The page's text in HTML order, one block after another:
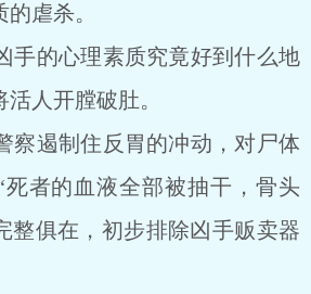
虐杀。
的心理素质究竟好到什么地
人开膛破肚。
遏制住反胃的冲动，对尸体
者的血液全部被抽干，骨头
整俱在，初步排除凶手贩卖器